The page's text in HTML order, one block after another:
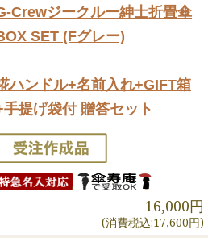
Crewジークルー紳士折畳傘
SET (Fグレー)
ハンドル+名前入れ+GIFT箱
手提げ袋付 贈答セット
16,000円
(消費税込:17,600円)